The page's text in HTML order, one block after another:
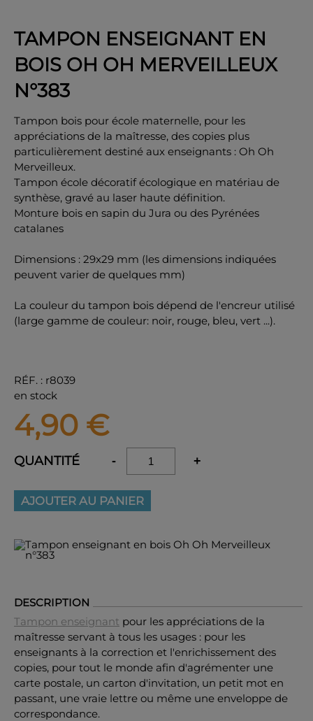
TAMPON ENSEIGNANT EN
BOIS OH OH MERVEILLEUX
N°383
Tampon bois pour école maternelle, pour les
appréciations de la maîtresse, des copies plus
particulièrement destiné aux enseignants : Oh Oh
Merveilleux.
Tampon école décoratif écologique en matériau de
synthèse, gravé au laser haute définition.
Monture bois en sapin du Jura ou des Pyrénées
catalanes
Dimensions : 29x29 mm (les dimensions indiquées
peuvent varier de quelques mm)
La couleur du tampon bois dépend de l'encreur utilisé
(large gamme de couleur: noir, rouge, bleu, vert ...).
RÉF. : r8039
en stock
4,90 €
QUANTITÉ - +
AJOUTER AU PANIER
DESCRIPTION
Tampon enseignant pour les appréciations de la
maîtresse servant à tous les usages : pour les
enseignants à la correction et l'enrichissement des
copies, pour tout le monde afin d'agrémenter une
carte postale, un carton d'invitation, un petit mot en
passant, une vraie lettre ou même une enveloppe de
correspondance.
OK